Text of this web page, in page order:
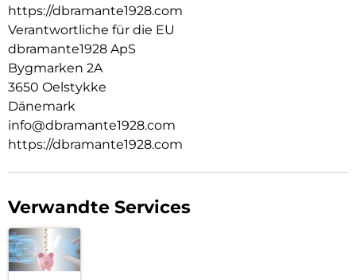
https://dbramante1928.com
Verantwortliche für die EU
dbramante1928 ApS
Bygmarken 2A
3650 Oelstykke
Dänemark
info@dbramante1928.com
https://dbramante1928.com
Verwandte Services